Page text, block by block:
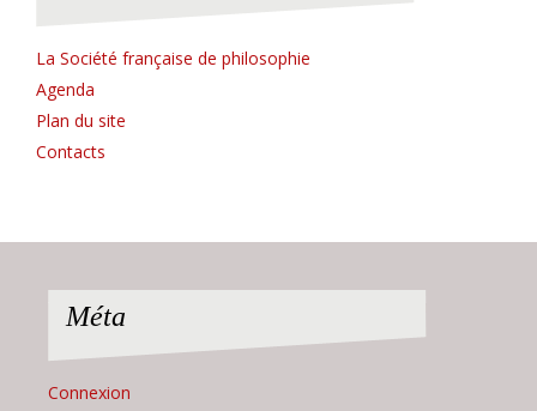
La Société française de philosophie
Agenda
Plan du site
Contacts
Méta
Connexion